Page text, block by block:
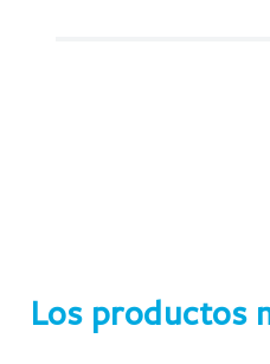
Los productos